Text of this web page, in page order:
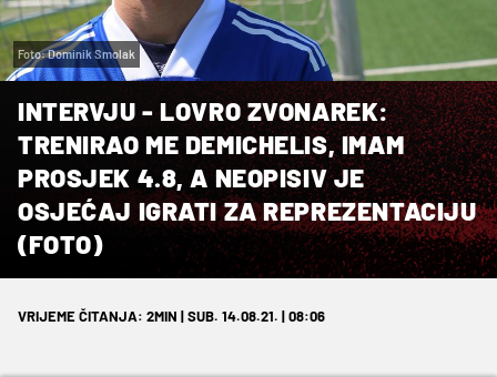
Foto: Dominik Smolak
INTERVJU - LOVRO ZVONAREK:
TRENIRAO ME DEMICHELIS, IMAM
PROSJEK 4.8, A NEOPISIV JE
OSJEĆAJ IGRATI ZA REPREZENTACIJU
(FOTO)
VRIJEME ČITANJA: 2MIN | SUB. 14.08.21. | 08:06